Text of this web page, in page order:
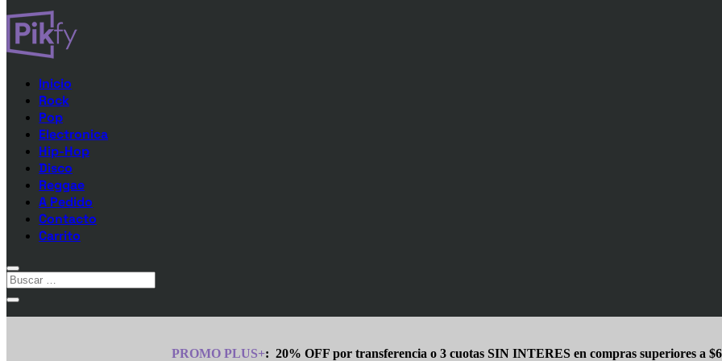
Inicio
Rock
Pop
Electronica
Hip-Hop
Disco
Reggae
A Pedido
Contacto
Carrito
PROMO PLUS+: 20% OFF por transferencia o 3 cuotas SIN INTERES en compras superiores a